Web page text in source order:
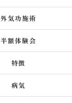
外気功施術
半額体験会
特徴
病気